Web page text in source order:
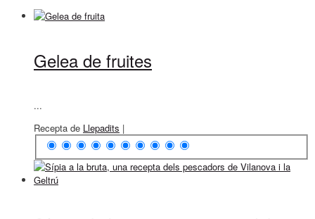
Gelea de fruites
...
Recepta de Llepadits |